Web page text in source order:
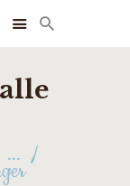
...